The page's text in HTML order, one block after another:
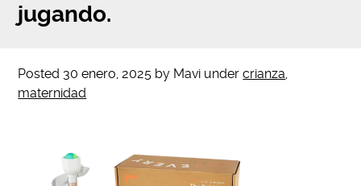
jugando.
Posted 30 enero, 2025 by Mavi undercrianza,
maternidad